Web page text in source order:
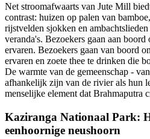
Net stroomafwaarts van Jute Mill
contrast: huizen op palen van
rijstvelden sjokken en
veranda's. Bezoekers gaan aan
ervaren. Bezoekers gaan van boord
ervaren en zoete thee te drinken die
De warmte van de gemeenschap -
afhankelijk zijn van de rivier als hun
menselijke element dat Brahmaputra
Kaziranga Nationaal Park:
eenhoornige neushoorn